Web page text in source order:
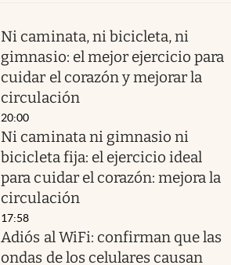
Ni caminata, ni bicicleta, ni
gimnasio: el mejor ejercicio para
cuidar el corazón y mejorar la
circulación
20:00
Ni caminata ni gimnasio ni
bicicleta fija: el ejercicio ideal
para cuidar el corazón: mejora la
circulación
17:58
Adiós al WiFi: confirman que las
ondas de los celulares causan